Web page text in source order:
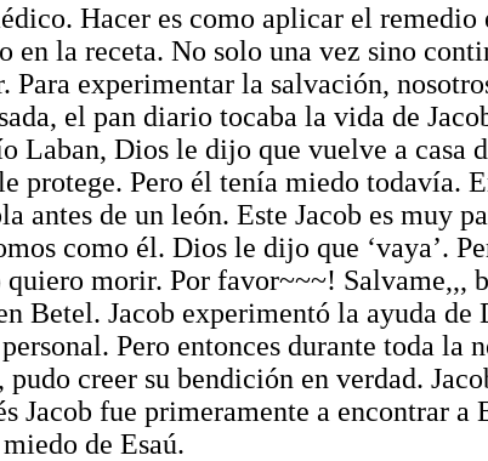
Hacer es como aplicar el
la receta. No solo una vez sino
Para experimentar la salvación,
el pan diario tocaba la vida de
Laban, Dios le dijo que vuelve a casa
protege. Pero él tenía miedo todavía.
de un león. Este Jacob es muy
como él. Dios le dijo que ‘vaya’.
morir. Por favor~~~! Salvame,,,
Betel. Jacob experimentó la ayuda de
Pero entonces durante toda la
creer su bendición en verdad.
Jacob fue primeramente a encontrar
de Esaú.